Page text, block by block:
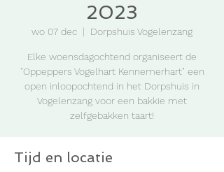
2023
wo 07 dec
  |
Dorpshuis Vogelenzang
Elke woensdagochtend organiseert de
"Oppeppers Vogelhart Kennemerhart" een
open inloopochtend in het Dorpshuis in
Vogelenzang voor een bakkie met
zelfgebakken taart!
Tijd en locatie